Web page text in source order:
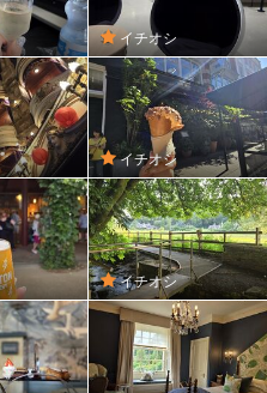
イチオシ
イチオシ
イチオシ